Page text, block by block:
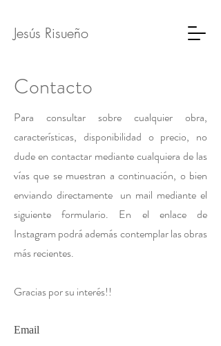
Jesús Risueño
Contacto
Para consultar sobre cualquier obra,
características, disponibilidad o precio, no
dude en contactar mediante cualquiera de las
vías que se muestran a continuación, o bien
enviando directamente un mail mediante el
siguiente formulario. En el enlace de
Instagram podrá además contemplar las obras
más recientes.
Gracias por su interés!!
Email